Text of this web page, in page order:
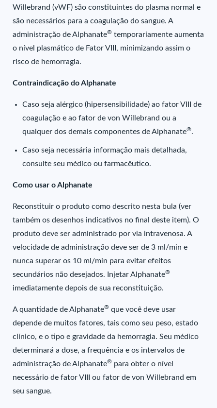
Willebrand (vWF) são constituintes do plasma normal e
são necessários para a coagulação do sangue. A
administração de Alphanate® temporariamente aumenta
o nível plasmático de Fator VIII, minimizando assim o
risco de hemorragia.
Contraindicação do Alphanate
Caso seja alérgico (hipersensibilidade) ao fator VIII de
coagulação e ao fator de von Willebrand ou a
qualquer dos demais componentes de Alphanate®.
Caso seja necessária informação mais detalhada,
consulte seu médico ou farmacêutico.
Como usar o Alphanate
Reconstituir o produto como descrito nesta bula (ver
também os desenhos indicativos no final deste item). O
produto deve ser administrado por via intravenosa. A
velocidade de administração deve ser de 3 ml/min e
nunca superar os 10 ml/min para evitar efeitos
secundários não desejados. Injetar Alphanate®
imediatamente depois de sua reconstituição.
A quantidade de Alphanate® que você deve usar
depende de muitos fatores, tais como seu peso, estado
clínico, e o tipo e gravidade da hemorragia. Seu médico
determinará a dose, a frequência e os intervalos de
administração de Alphanate® para obter o nível
necessário de fator VIII ou fator de von Willebrand em
seu sangue.